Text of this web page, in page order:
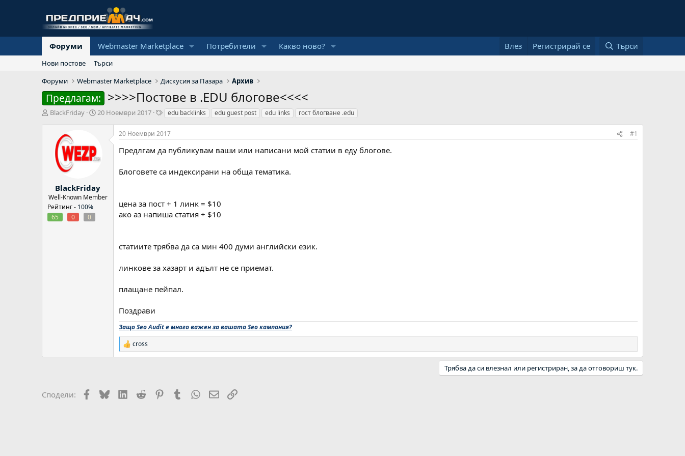
Форуми Webmaster Marketplace Потребители Какво ново? Влез Регистрирай се Търси
Нови постове
Търси
Форуми
Webmaster Marketplace Дискусия за Пазара Архив
Предлагам: >>>>Постове в .EDU блогове<<<<
А
BlackFriday
Н
н
а
т
20 Ноември 2017
Т
г
о
в
edu backlinks edu guest post edu links гост блогване .edu
BlackFriday
Well-Known Member
Рейтинг - 100%
65
0 0
20 Ноември 2017 #1
Предлгам да публикувам ваши или написани мой статии в еду блогове.
Блоговете са индексирани на обща тематика.
цена за пост + 1 линк = $10
ако аз напиша статия + $10
статиите трябва да са мин 400 думи английски език.
линкове за хазарт и адълт не се приемат.
плащане пейпал.
Поздрави
Защо Seo Audit е много важен за вашата Seo кампания?
Р
е
и
и
cross
Трябва да си влезнал или регистриран, за да отговориш тук.
Сподели: Facebook
BlueskyLinkedIn
Reddit PinterestTumblr WhatsApp
EmailLink